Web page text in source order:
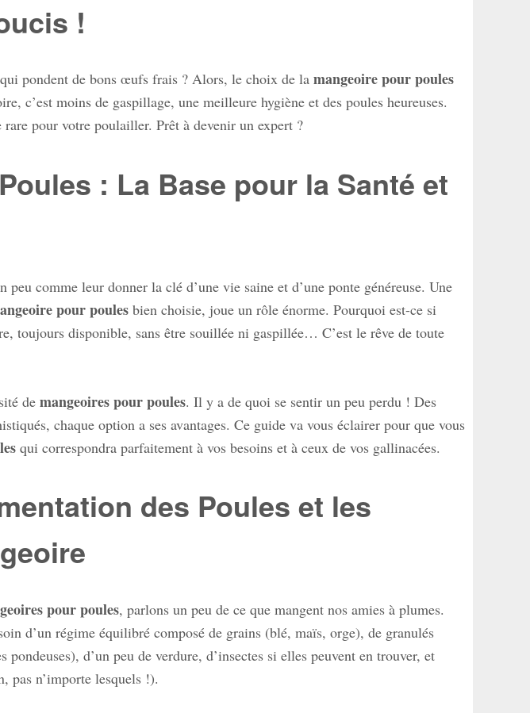
!
pondent de bons œufs frais ? Alors, le choix de la mangeoire pour poules
c’est moins de gaspillage, une meilleure hygiène et des poules heureuses.
pour votre poulailler. Prêt à devenir un expert ?
: La Base pour la Santé et
comme leur donner la clé d’une vie saine et d’une ponte généreuse. Une
pour poules bien choisie, joue un rôle énorme. Pourquoi est-ce si
toujours disponible, sans être souillée ni gaspillée… C’est le rêve de toute
de mangeoires pour poules. Il y a de quoi se sentir un peu perdu ! Des
chaque option a ses avantages. Ce guide va vous éclairer pour que vous
qui correspondra parfaitement à vos besoins et à ceux de vos gallinacées.
des Poules et les
pour poules, parlons un peu de ce que mangent nos amies à plumes.
d’un régime équilibré composé de grains (blé, maïs, orge), de granulés
d’un peu de verdure, d’insectes si elles peuvent en trouver, et
pas n’importe lesquels !).